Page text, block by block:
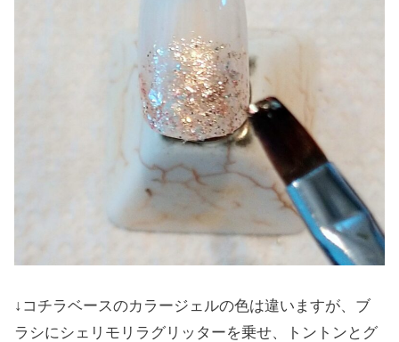
↓コチラベースのカラージェルの色は違いますが、ブ
ラシにシェリモリラグリッターを乗せ、トントンとグ